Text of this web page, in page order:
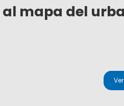
mapa del